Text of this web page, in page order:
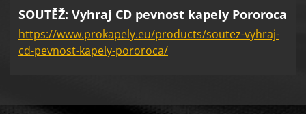
SOUTĚŽ: Vyhraj CD pevnost kapely Pororoca
https://www.prokapely.eu/products/soutez-vyhraj-
cd-pevnost-kapely-pororoca/